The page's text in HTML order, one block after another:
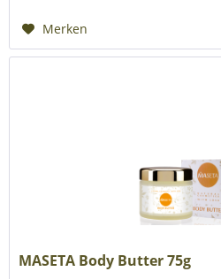
Merken
MASETA Body Butter 75g